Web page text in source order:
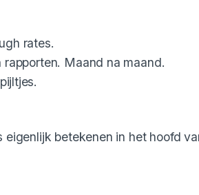
rates.
Maand na maand.
betekenen in het hoofd